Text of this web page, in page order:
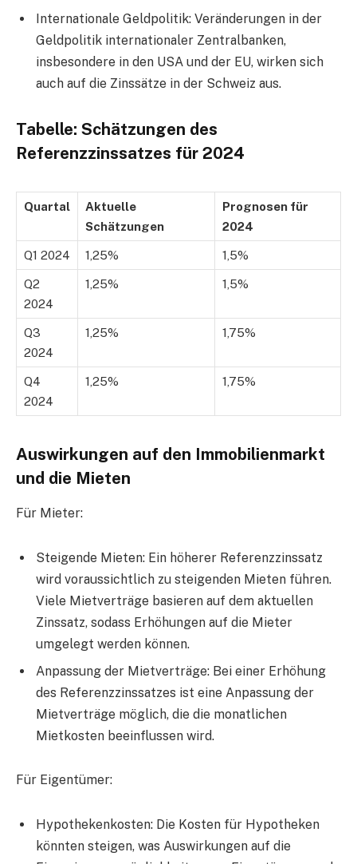
Internationale Geldpolitik: Veränderungen in der
Geldpolitik internationaler Zentralbanken,
insbesondere in den USA und der EU, wirken sich
auch auf die Zinssätze in der Schweiz aus.
Tabelle: Schätzungen des
Referenzzinssatzes für 2024
Quartal
Aktuelle
Schätzungen
Prognosen für
2024
Q1 2024 1,25% 1,5%
Q2
2024
1,25% 1,5%
Q3
2024
1,25% 1,75%
Q4
2024
1,25% 1,75%
Auswirkungen auf den Immobilienmarkt
und die Mieten
Für Mieter:
Steigende Mieten: Ein höherer Referenzzinssatz
wird voraussichtlich zu steigenden Mieten führen.
Viele Mietverträge basieren auf dem aktuellen
Zinssatz, sodass Erhöhungen auf die Mieter
umgelegt werden können.
Anpassung der Mietverträge: Bei einer Erhöhung
des Referenzzinssatzes ist eine Anpassung der
Mietverträge möglich, die die monatlichen
Mietkosten beeinflussen wird.
Für Eigentümer:
Hypothekenkosten: Die Kosten für Hypotheken
könnten steigen, was Auswirkungen auf die